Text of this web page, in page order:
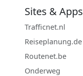
Sites & Apps
Trafficnet.nl
Reiseplanung.de
Routenet.be
Onderweg